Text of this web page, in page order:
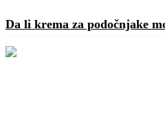
Da li krema za podočnjake